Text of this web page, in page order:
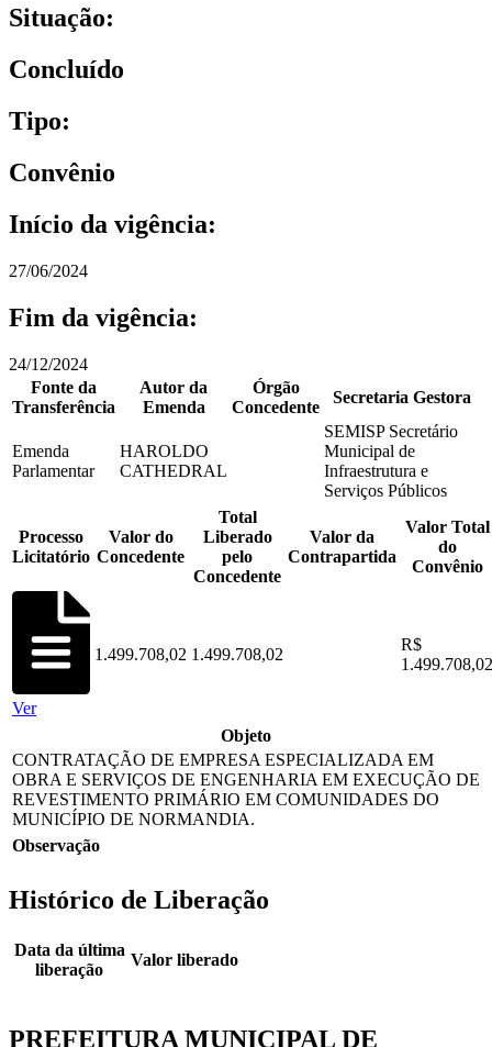
Situação:
Concluído
Tipo:
Convênio
Início da vigência:
27/06/2024
Fim da vigência:
24/12/2024
Fonte da
Transferência
Autor da
Emenda
Órgão
Concedente
Secretaria Gestora
Emenda
Parlamentar
HAROLDO
CATHEDRAL
SEMISP Secretário
Municipal de
Infraestrutura e
Serviços Públicos
Processo
Licitatório
Valor do
Concedente
Total
Liberado
pelo
Concedente
Valor da
Contrapartida
Valor Total
do
Convênio
Ver
1.499.708,02 1.499.708,02
R$
1.499.708,02
Objeto
CONTRATAÇÃO DE EMPRESA ESPECIALIZADA EM
OBRA E SERVIÇOS DE ENGENHARIA EM EXECUÇÃO DE
REVESTIMENTO PRIMÁRIO EM COMUNIDADES DO
MUNICÍPIO DE NORMANDIA.
Observação
Histórico de Liberação
Data da última
liberação
Valor liberado
PREFEITURA MUNICIPAL DE